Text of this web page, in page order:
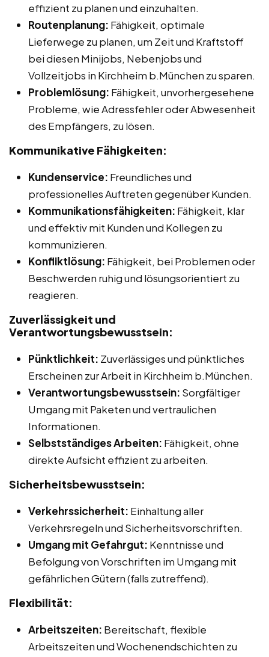
effizient zu planen und einzuhalten.
Routenplanung: Fähigkeit, optimale
Lieferwege zu planen, um Zeit und Kraftstoff
bei diesen Minijobs, Nebenjobs und
Vollzeitjobs in Kirchheim b.München zu sparen.
Problemlösung: Fähigkeit, unvorhergesehene
Probleme, wie Adressfehler oder Abwesenheit
des Empfängers, zu lösen.
Kommunikative Fähigkeiten:
Kundenservice: Freundliches und
professionelles Auftreten gegenüber Kunden.
Kommunikationsfähigkeiten: Fähigkeit, klar
und effektiv mit Kunden und Kollegen zu
kommunizieren.
Konfliktlösung: Fähigkeit, bei Problemen oder
Beschwerden ruhig und lösungsorientiert zu
reagieren.
Zuverlässigkeit und
Verantwortungsbewusstsein:
Pünktlichkeit: Zuverlässiges und pünktliches
Erscheinen zur Arbeit in Kirchheim b.München.
Verantwortungsbewusstsein: Sorgfältiger
Umgang mit Paketen und vertraulichen
Informationen.
Selbstständiges Arbeiten: Fähigkeit, ohne
direkte Aufsicht effizient zu arbeiten.
Sicherheitsbewusstsein:
Verkehrssicherheit: Einhaltung aller
Verkehrsregeln und Sicherheitsvorschriften.
Umgang mit Gefahrgut: Kenntnisse und
Befolgung von Vorschriften im Umgang mit
gefährlichen Gütern (falls zutreffend).
Flexibilität:
Arbeitszeiten: Bereitschaft, flexible
Arbeitszeiten und Wochenendschichten zu